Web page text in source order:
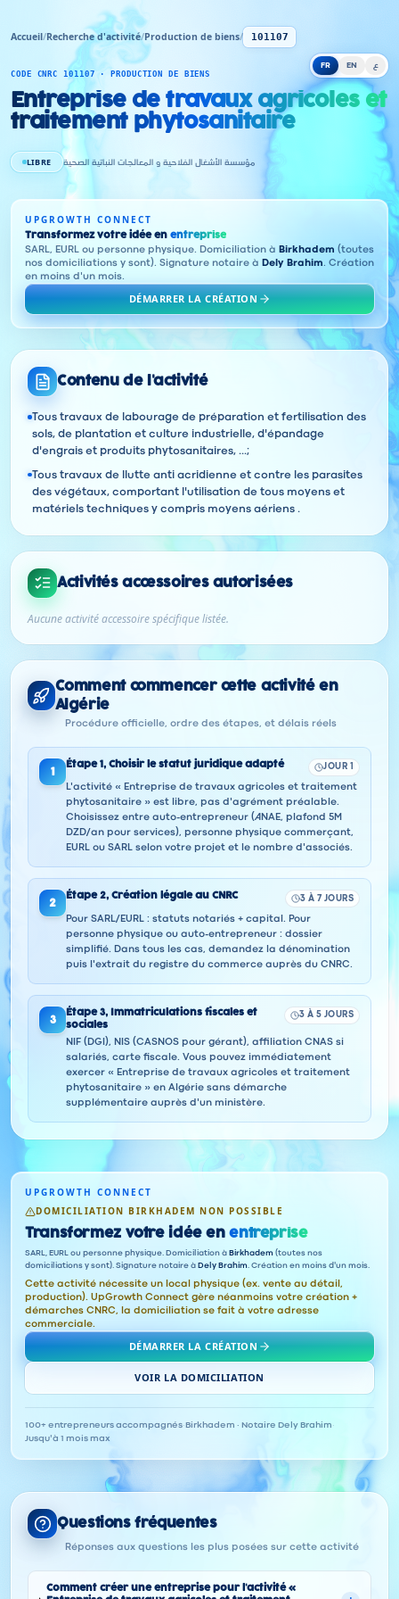
FR EN ع
Accueil/Recherche d'activité/Production de biens/ 101107
CODE CNRC 101107 · PRODUCTION DE BIENS
Entreprise de travaux agricoles et
traitement phytosanitaire
LIBRE مؤسسة الأشغال الفلاحية و المعالجات النباتية الصحية
UPGROWTH CONNECT
Transformez votre idée en entreprise
SARL, EURL ou personne physique. Domiciliation à Birkhadem (toutes
nos domiciliations y sont). Signature notaire à Dely Brahim. Création
en moins d'un mois.
DÉMARRER LA CRÉATION
Contenu de l'activité
Tous travaux de labourage de préparation et fertilisation des
sols, de plantation et culture industrielle, d'épandage
d'engrais et produits phytosanitaires, ...;
Tous travaux de llutte anti acridienne et contre les parasites
des végétaux, comportant l'utilisation de tous moyens et
matériels techniques y compris moyens aériens .
Activités accessoires autorisées
Aucune activité accessoire spécifique listée.
Comment commencer cette activité en
Algérie
Procédure officielle, ordre des étapes, et délais réels
1
Étape 1, Choisir le statut juridique adapté JOUR 1
L'activité « Entreprise de travaux agricoles et traitement
phytosanitaire » est libre, pas d'agrément préalable.
Choisissez entre auto-entrepreneur (ANAE, plafond 5M
DZD/an pour services), personne physique commerçant,
EURL ou SARL selon votre projet et le nombre d'associés.
2
Étape 2, Création légale au CNRC 3 À 7 JOURS
Pour SARL/EURL : statuts notariés + capital. Pour
personne physique ou auto-entrepreneur : dossier
simplifié. Dans tous les cas, demandez la dénomination
puis l'extrait du registre du commerce auprès du CNRC.
3
Étape 3,
Immatriculations fiscales et
sociales
3 À 5 JOURS
NIF (DGI), NIS (CASNOS pour gérant), affiliation CNAS si
salariés, carte fiscale. Vous pouvez immédiatement
exercer « Entreprise de travaux agricoles et traitement
phytosanitaire » en Algérie sans démarche
supplémentaire auprès d'un ministère.
UPGROWTH CONNECT
DOMICILIATION BIRKHADEM NON POSSIBLE
Transformez votre idée en entreprise
SARL, EURL ou personne physique. Domiciliation à Birkhadem (toutes nos
domiciliations y sont). Signature notaire à Dely Brahim. Création en moins d'un mois.
Cette activité nécessite un local physique (ex. vente au détail,
production). UpGrowth Connect gère néanmoins votre création +
démarches CNRC, la domiciliation se fait à votre adresse
commerciale.
DÉMARRER LA CRÉATION
VOIR LA DOMICILIATION
100+ entrepreneurs accompagnés· Birkhadem · Notaire Dely Brahim ·
Jusqu'à 1 mois max
Questions fréquentes
Réponses aux questions les plus posées sur cette activité
Comment créer une entreprise pour l'activité «